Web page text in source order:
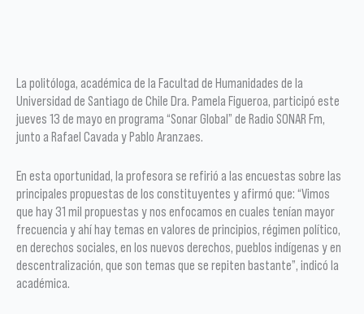
La politóloga, académica de la Facultad de Humanidades de la
Universidad de Santiago de Chile Dra. Pamela Figueroa, participó este
jueves 13 de mayo en programa “Sonar Global” de Radio SONAR Fm,
junto a Rafael Cavada y Pablo Aranzaes.
En esta oportunidad, la profesora se refirió a las encuestas sobre las
principales propuestas de los constituyentes y afirmó que: “Vimos
que hay 31 mil propuestas y nos enfocamos en cuales tenían mayor
frecuencia y ahí hay temas en valores de principios, régimen político,
en derechos sociales, en los nuevos derechos, pueblos indígenas y en
descentralización, que son temas que se repiten bastante”, indicó la
académica.